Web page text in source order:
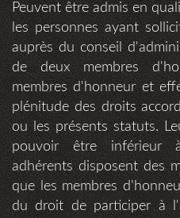
Peuvent être admis en
les personnes ayant
auprès du conseil
de deux membres
membres d'honneur et
plénitude des droits
ou les présents statuts.
pouvoir être inférieur
adhérents disposent des
que les membres
du droit de participer à